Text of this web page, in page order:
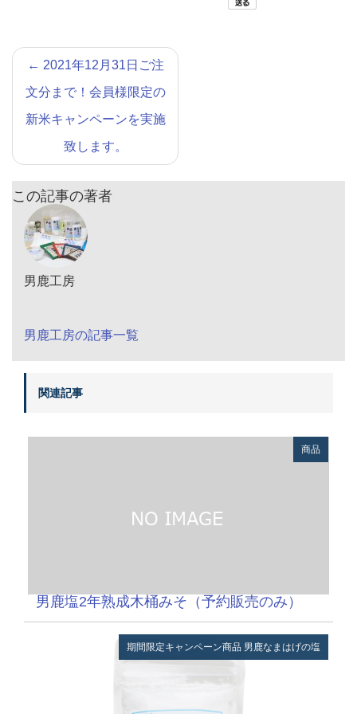
← 2021年12月31日ご注
文分まで！会員様限定の
新米キャンペーンを実施
致します。
この記事の著者
男鹿工房
男鹿工房の記事一覧
関連記事
商品
男鹿塩2年熟成木桶みそ（予約販売のみ）
期間限定キャンペーン商品 男鹿なまはげの塩